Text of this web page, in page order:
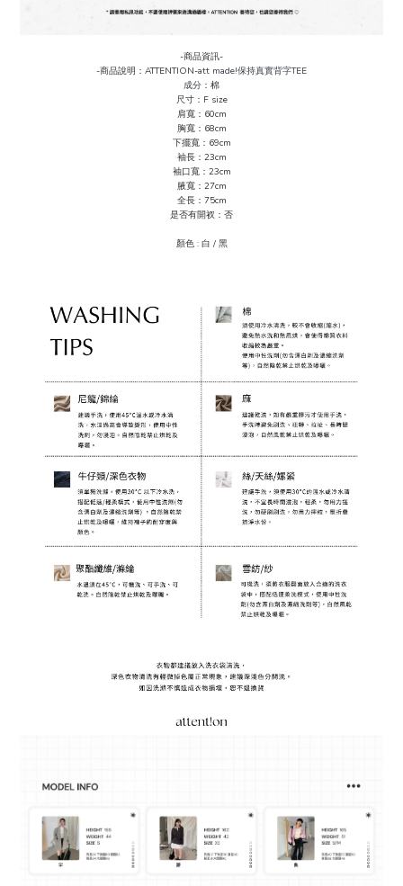
-商品資訊-
-商品說明：ATTENTION-att made!保持真實背字TEE
成分 ：棉
尺寸：F size
肩寬：60cm
胸寬：68cm
下擺寬：69cm
袖長：23cm
袖口寬：23cm
腋寬：27cm
全長：75cm
是否有開衩：否
顏色 : 白 / 黑